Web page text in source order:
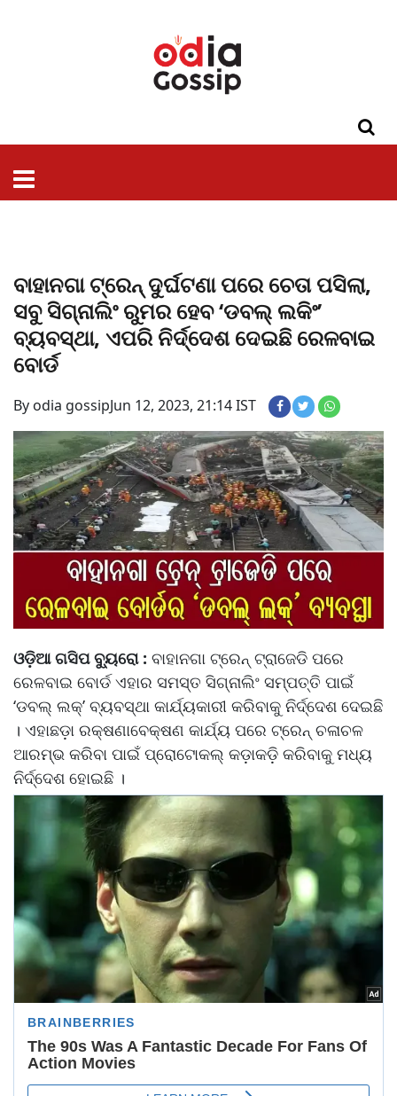
ବାହାନଗା ଟ୍ରେନ୍ ଦୁର୍ଘଟଣା ପରେ ଚେତା ପସିଲା,
ସବୁ ସିଗ୍ନାଲିଂ ରୁମର ହେବ ‘ଡବଲ୍ ଲକିଂ’
ବ୍ୟବସ୍ଥା, ଏପରି ନିର୍ଦ୍ଦେଶ ଦେଇଛି ରେଳବାଇ
ବୋର୍ଡ
By odia gossipJun 12, 2023, 21:14 IST
ଓଡ଼ିଆ ଗସିପ ବ୍ୟୁରୋ : ବାହାନଗା ଟ୍ରେନ୍ ଟ୍ରାଜେଡି ପରେ
ରେଳବାଇ ବୋର୍ଡ ଏହାର ସମସ୍ତ ସିଗ୍ନାଲିଂ ସମ୍ପତ୍ତି ପାଇଁ
‘ଡବଲ୍ ଲକ୍’ ବ୍ୟବସ୍ଥା କାର୍ଯ୍ୟକାରୀ କରିବାକୁ ନିର୍ଦ୍ଦେଶ ଦେଇଛି
। ଏହାଛଡ଼ା ରକ୍ଷଣାବେକ୍ଷଣ କାର୍ଯ୍ୟ ପରେ ଟ୍ରେନ୍ ଚଳାଚଳ
ଆରମ୍ଭ କରିବା ପାଇଁ ପ୍ରୋଟୋକଲ୍ କଡ଼ାକଡ଼ି କରିବାକୁ ମଧ୍ୟ
ନିର୍ଦ୍ଦେଶ ହୋଇଛି ।